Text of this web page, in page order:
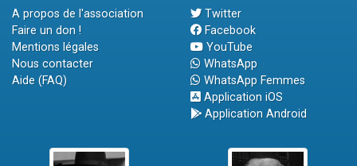
A propos de l'association
Faire un don !
Mentions légales
Nous contacter
Aide (FAQ)
Twitter
Facebook
YouTube
WhatsApp
WhatsApp Femmes
Application iOS
Application Android